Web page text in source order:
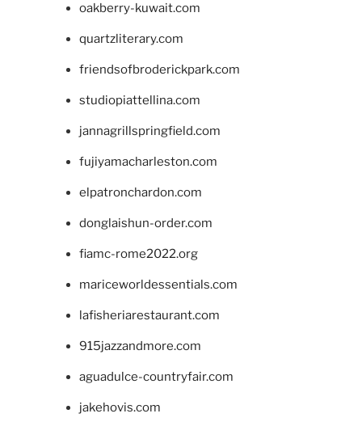
oakberry-kuwait.com
quartzliterary.com
friendsofbroderickpark.com
studiopiattellina.com
jannagrillspringfield.com
fujiyamacharleston.com
elpatronchardon.com
donglaishun-order.com
fiamc-rome2022.org
mariceworldessentials.com
lafisheriarestaurant.com
915jazzandmore.com
aguadulce-countryfair.com
jakehovis.com